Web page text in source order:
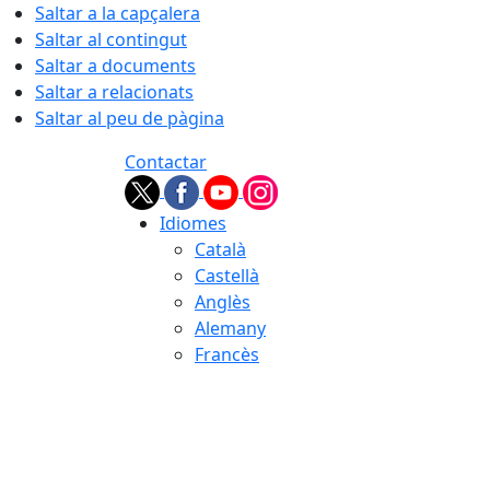
Saltar a la capçalera
Saltar al contingut
Saltar a documents
Saltar a relacionats
Saltar al peu de pàgina
Contactar
Idiomes
Català
Castellà
Anglès
Alemany
Francès